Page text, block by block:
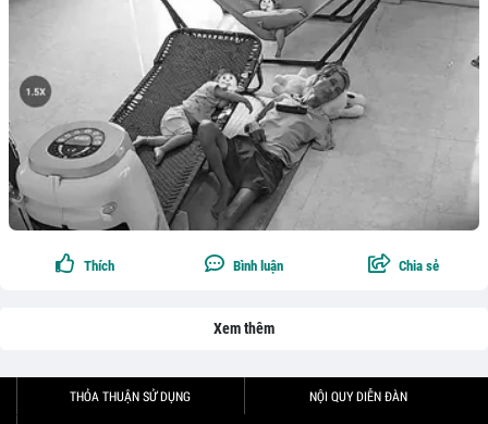
Thích Bình luận Chia sẻ
Xem thêm
THỎA THUẬN SỬ DỤNG NỘI QUY DIỄN ĐÀN